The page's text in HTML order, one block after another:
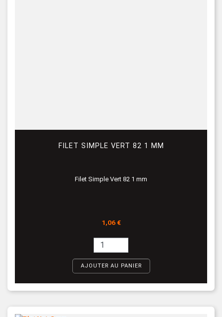
FILET SIMPLE VERT 82 1 MM
Filet Simple Vert 82 1 mm
Prix
1,06 €
AJOUTER AU PANIER